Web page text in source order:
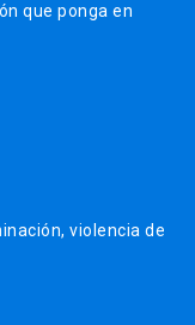
que ponga en
violencia de